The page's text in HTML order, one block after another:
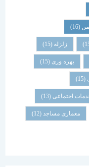
زلزله
وری(15)
(13)
مساجد(12)